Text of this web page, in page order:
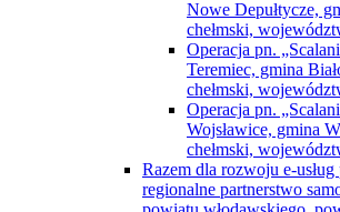
Nowe Depułtycze,
chełmski,
Operacja pn.
Teremiec, gmina
chełmski,
Operacja pn.
Wojsławice, gmina
chełmski,
Razem dla rozwoju e-
regionalne partnerstwo